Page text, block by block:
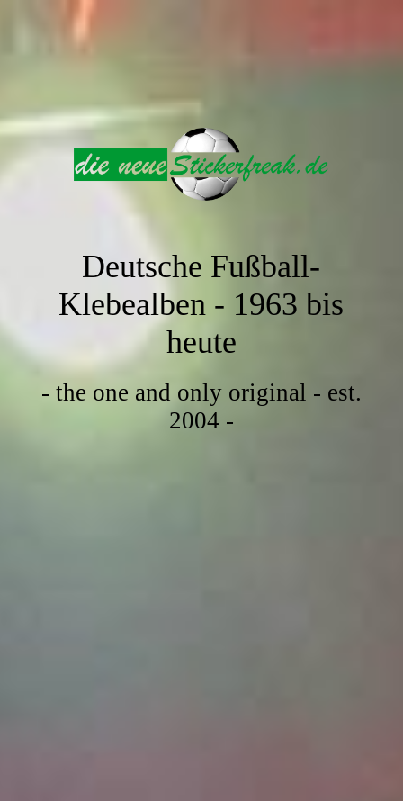
Deutsche Fußball-
Klebealben - 1963 bis
heute
- the one and only original - est.
2004 -